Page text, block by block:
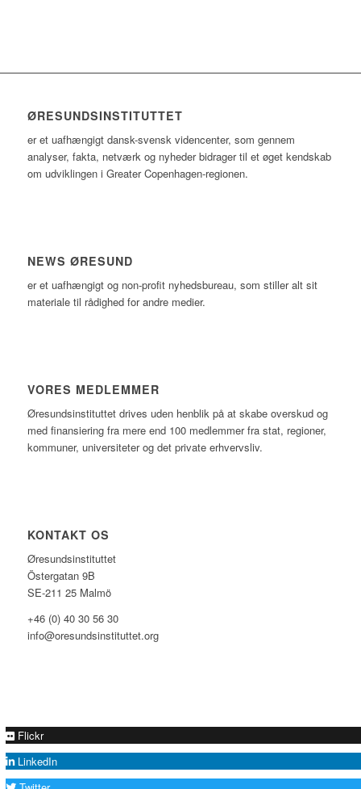
ØRESUNDSINSTITUTTET
er et uafhængigt dansk-svensk videncenter, som gennem
analyser, fakta, netværk og nyheder bidrager til et øget kendskab
om udviklingen i Greater Copenhagen-regionen.
NEWS ØRESUND
er et uafhængigt og non-profit nyhedsbureau, som stiller alt sit
materiale til rådighed for andre medier.
VORES MEDLEMMER
Øresundsinstituttet drives uden henblik på at skabe overskud og
med finansiering fra mere end 100 medlemmer fra stat, regioner,
kommuner, universiteter og det private erhvervsliv.
KONTAKT OS
Øresundsinstituttet
Östergatan 9B
SE-211 25 Malmö
+46 (0) 40 30 56 30
info@oresundsinstituttet.org
Flickr
LinkedIn